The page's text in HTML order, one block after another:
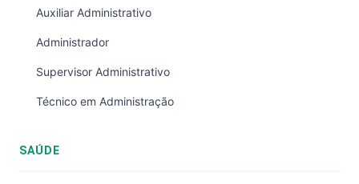
Auxiliar Administrativo
Administrador
Supervisor Administrativo
Técnico em Administração
SAÚDE